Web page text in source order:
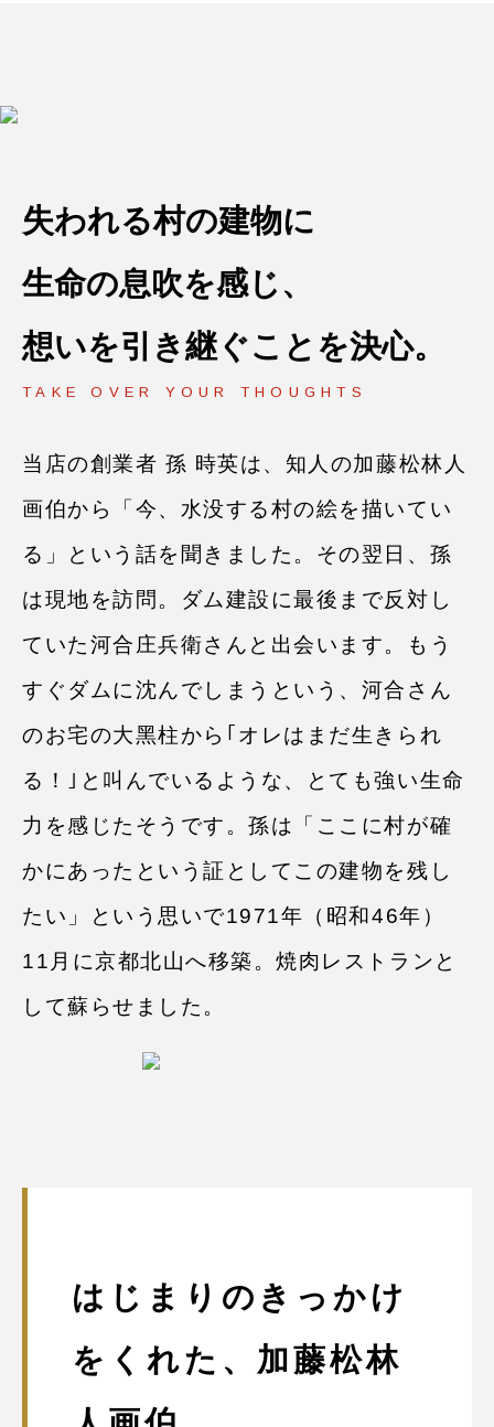
失われる村の建物に
生命の息吹を感じ、
想いを引き継ぐことを決心。
TAKE OVER YOUR THOUGHTS
当店の創業者 孫 時英は、知⼈の加藤松林⼈
画伯から
「今、⽔没する村の絵を描いてい
る」という話を聞きました。その翌⽇、孫
は現地を訪問。ダム建設に最後まで反対し
ていた河合庄兵衛さんと出会います。もう
すぐダムに沈んでしまうという、河合さん
のお宅の⼤⿊柱から｢オレはまだ⽣きられ
る！｣と叫んでいるような、とても強い⽣命
力を感じたそうです。孫は「ここに村が確
かにあったという証としてこの建物を残し
たい」という思いで1971年（昭和46年）
11⽉に京都北⼭へ移築。焼肉レストランと
して蘇らせました。
はじまりのきっかけ
をくれた、 加藤松林